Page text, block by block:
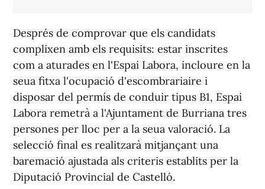
Després de comprovar que els candidats
complixen amb els requisits: estar inscrites
com a aturades en l'Espai Labora, incloure en la
seua fitxa l'ocupació d'escombrariaire i
disposar del permís de conduir tipus B1, Espai
Labora remetrà a l'Ajuntament de Burriana tres
persones per lloc per a la seua valoració. La
selecció final es realitzarà mitjançant una
baremació ajustada als criteris establits per la
Diputació Provincial de Castelló.